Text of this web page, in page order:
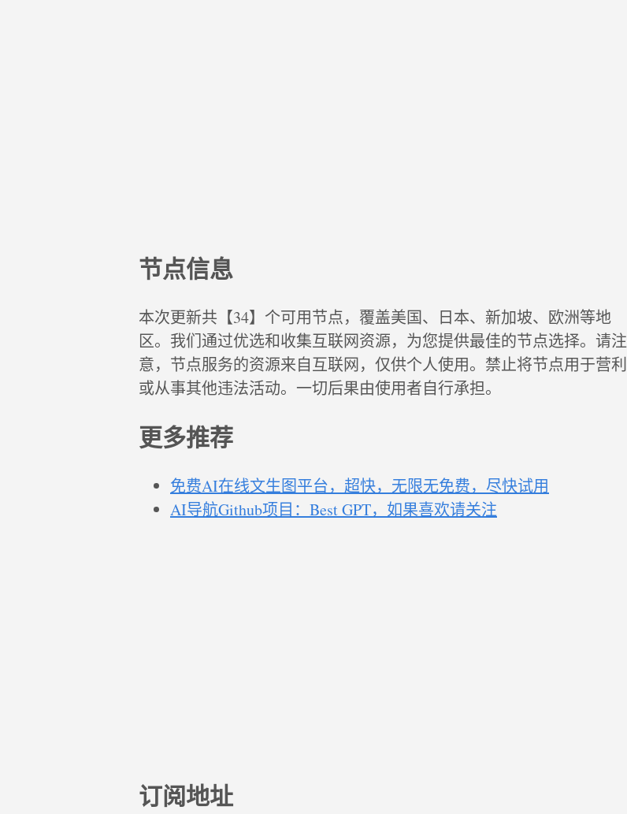
节点信息
本次更新共【34】个可用节点，覆盖美国、日本、新加坡、欧洲等地
区。我们通过优选和收集互联网资源，为您提供最佳的节点选择。请注
意，节点服务的资源来自互联网，仅供个人使用。禁止将节点用于营利
或从事其他违法活动。一切后果由使用者自行承担。
更多推荐
免费AI在线文生图平台，超快，无限无免费，尽快试用
AI导航Github项目：Best GPT，如果喜欢请关注
订阅地址